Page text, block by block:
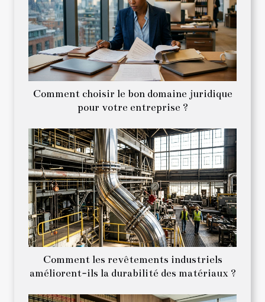
Comment choisir le bon domaine juridique
pour votre entreprise ?
Comment les revêtements industriels
améliorent-ils la durabilité des matériaux ?